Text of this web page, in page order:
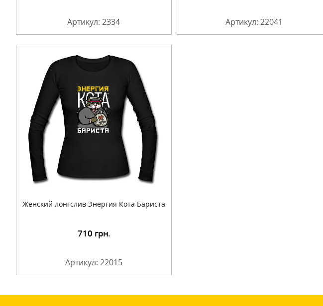
Артикул: 2334 Артикул: 22041
Женский лонгслив Энергия Кота Бариста
710 грн.
Артикул: 22015